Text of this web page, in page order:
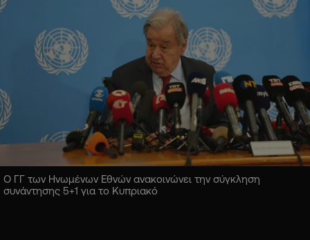
Ο ΓΓ των Ηνωμένων Εθνών ανακοινώνει την σύγκληση
συνάντησης 5+1 για το Κυπριακό